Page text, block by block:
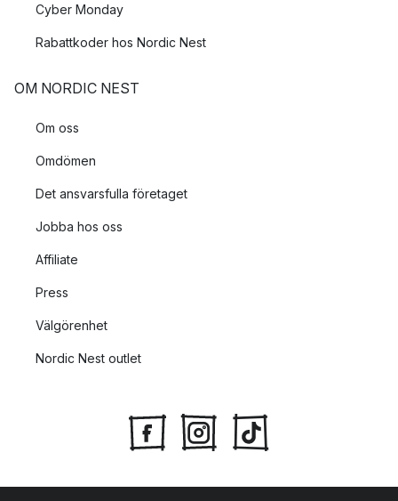
Cyber Monday
Rabattkoder hos Nordic Nest
OM NORDIC NEST
Om oss
Omdömen
Det ansvarsfulla företaget
Jobba hos oss
Affiliate
Press
Välgörenhet
Nordic Nest outlet